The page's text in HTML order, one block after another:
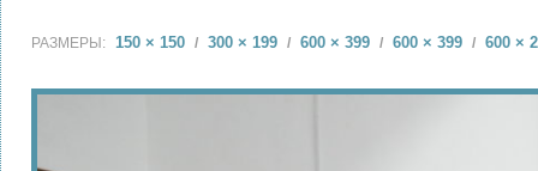
РАЗМЕРЫ: 150 × 150 / 300 × 199 / 600 × 399 / 600 × 399 / 600 ×